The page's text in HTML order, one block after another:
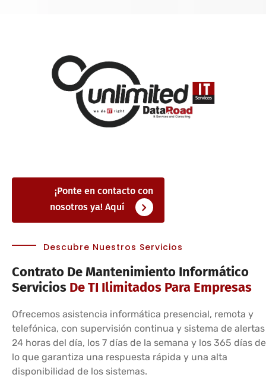
¡Ponte en contacto con
nosotros ya! Aquí
Descubre Nuestros Servicios
Contrato De Mantenimiento Informático
Servicios De TI Ilimitados Para Empresas
Ofrecemos asistencia informática presencial, remota y
telefónica, con supervisión continua y sistema de
24 horas del día, los 7 días de la semana y los 365 días
lo que garantiza una respuesta rápida y una alta
disponibilidad de los sistemas.